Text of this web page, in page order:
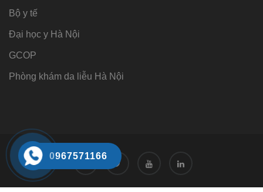
Bộ y tế
Đại học y Hà Nội
GCOP
Phòng khám da liễu Hà Nội
0967571166